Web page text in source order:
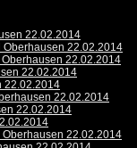
22.02.2014
Oberhausen 22.02.2014
22.02.2014
22.02.2014
22.02.2014
22.02.2014
22.02.2014
Oberhausen 22.02.2014